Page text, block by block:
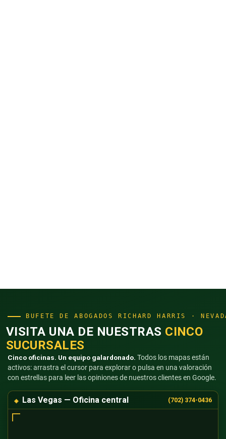
BUFETE DE ABOGADOS RICHARD HARRIS ·
VISITA UNA DE NUESTRAS CINCO
SUCURSALES
Cinco oficinas. Un equipo galardonado. Todos los mapas están
activos: arrastra el cursor para explorar o pulsa en una valoración
con estrellas para leer las opiniones de nuestros clientes en Google.
Las Vegas — Oficina central (702) 374-0436